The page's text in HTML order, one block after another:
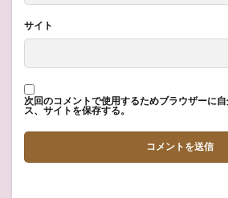
サイト
次回のコメントで使用するためブラウザーに
ス、サイトを保存する。